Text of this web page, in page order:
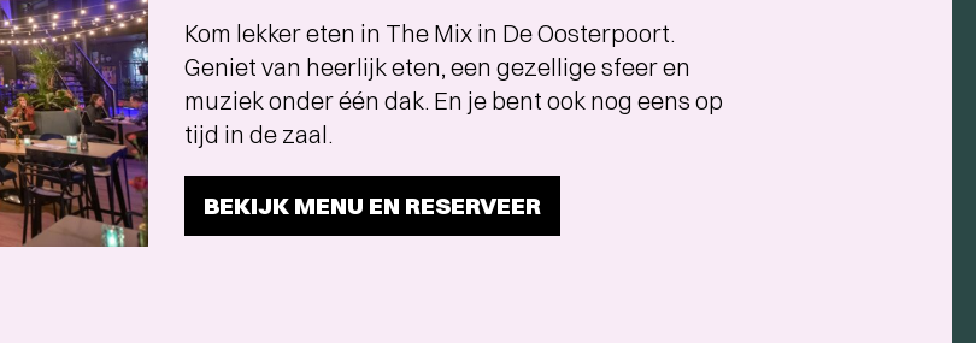
menu
Kom lekker eten in The Mix in De Oosterpoort.
Geniet van heerlijk eten, een gezellige sfeer en
muziek onder één dak. En je bent ook nog eens op
tijd in de zaal.
BEKIJK MENU EN RESERVEER